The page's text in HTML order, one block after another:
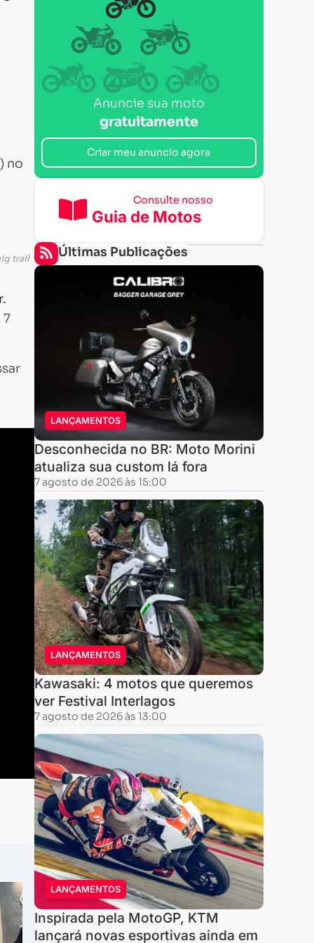
no
trail
7
Anuncie sua moto
gratuitamente
Criar meu anuncio agora
Consulte nosso
Guia de Motos
Últimas Publicações
LANÇAMENTOS
Desconhecida no BR: Moto Morini
atualiza sua custom lá fora
7 agosto de 2026 às 15:00
LANÇAMENTOS
Kawasaki: 4 motos que queremos
ver Festival Interlagos
7 agosto de 2026 às 13:00
LANÇAMENTOS
Inspirada pela MotoGP, KTM
lançará novas esportivas ainda em